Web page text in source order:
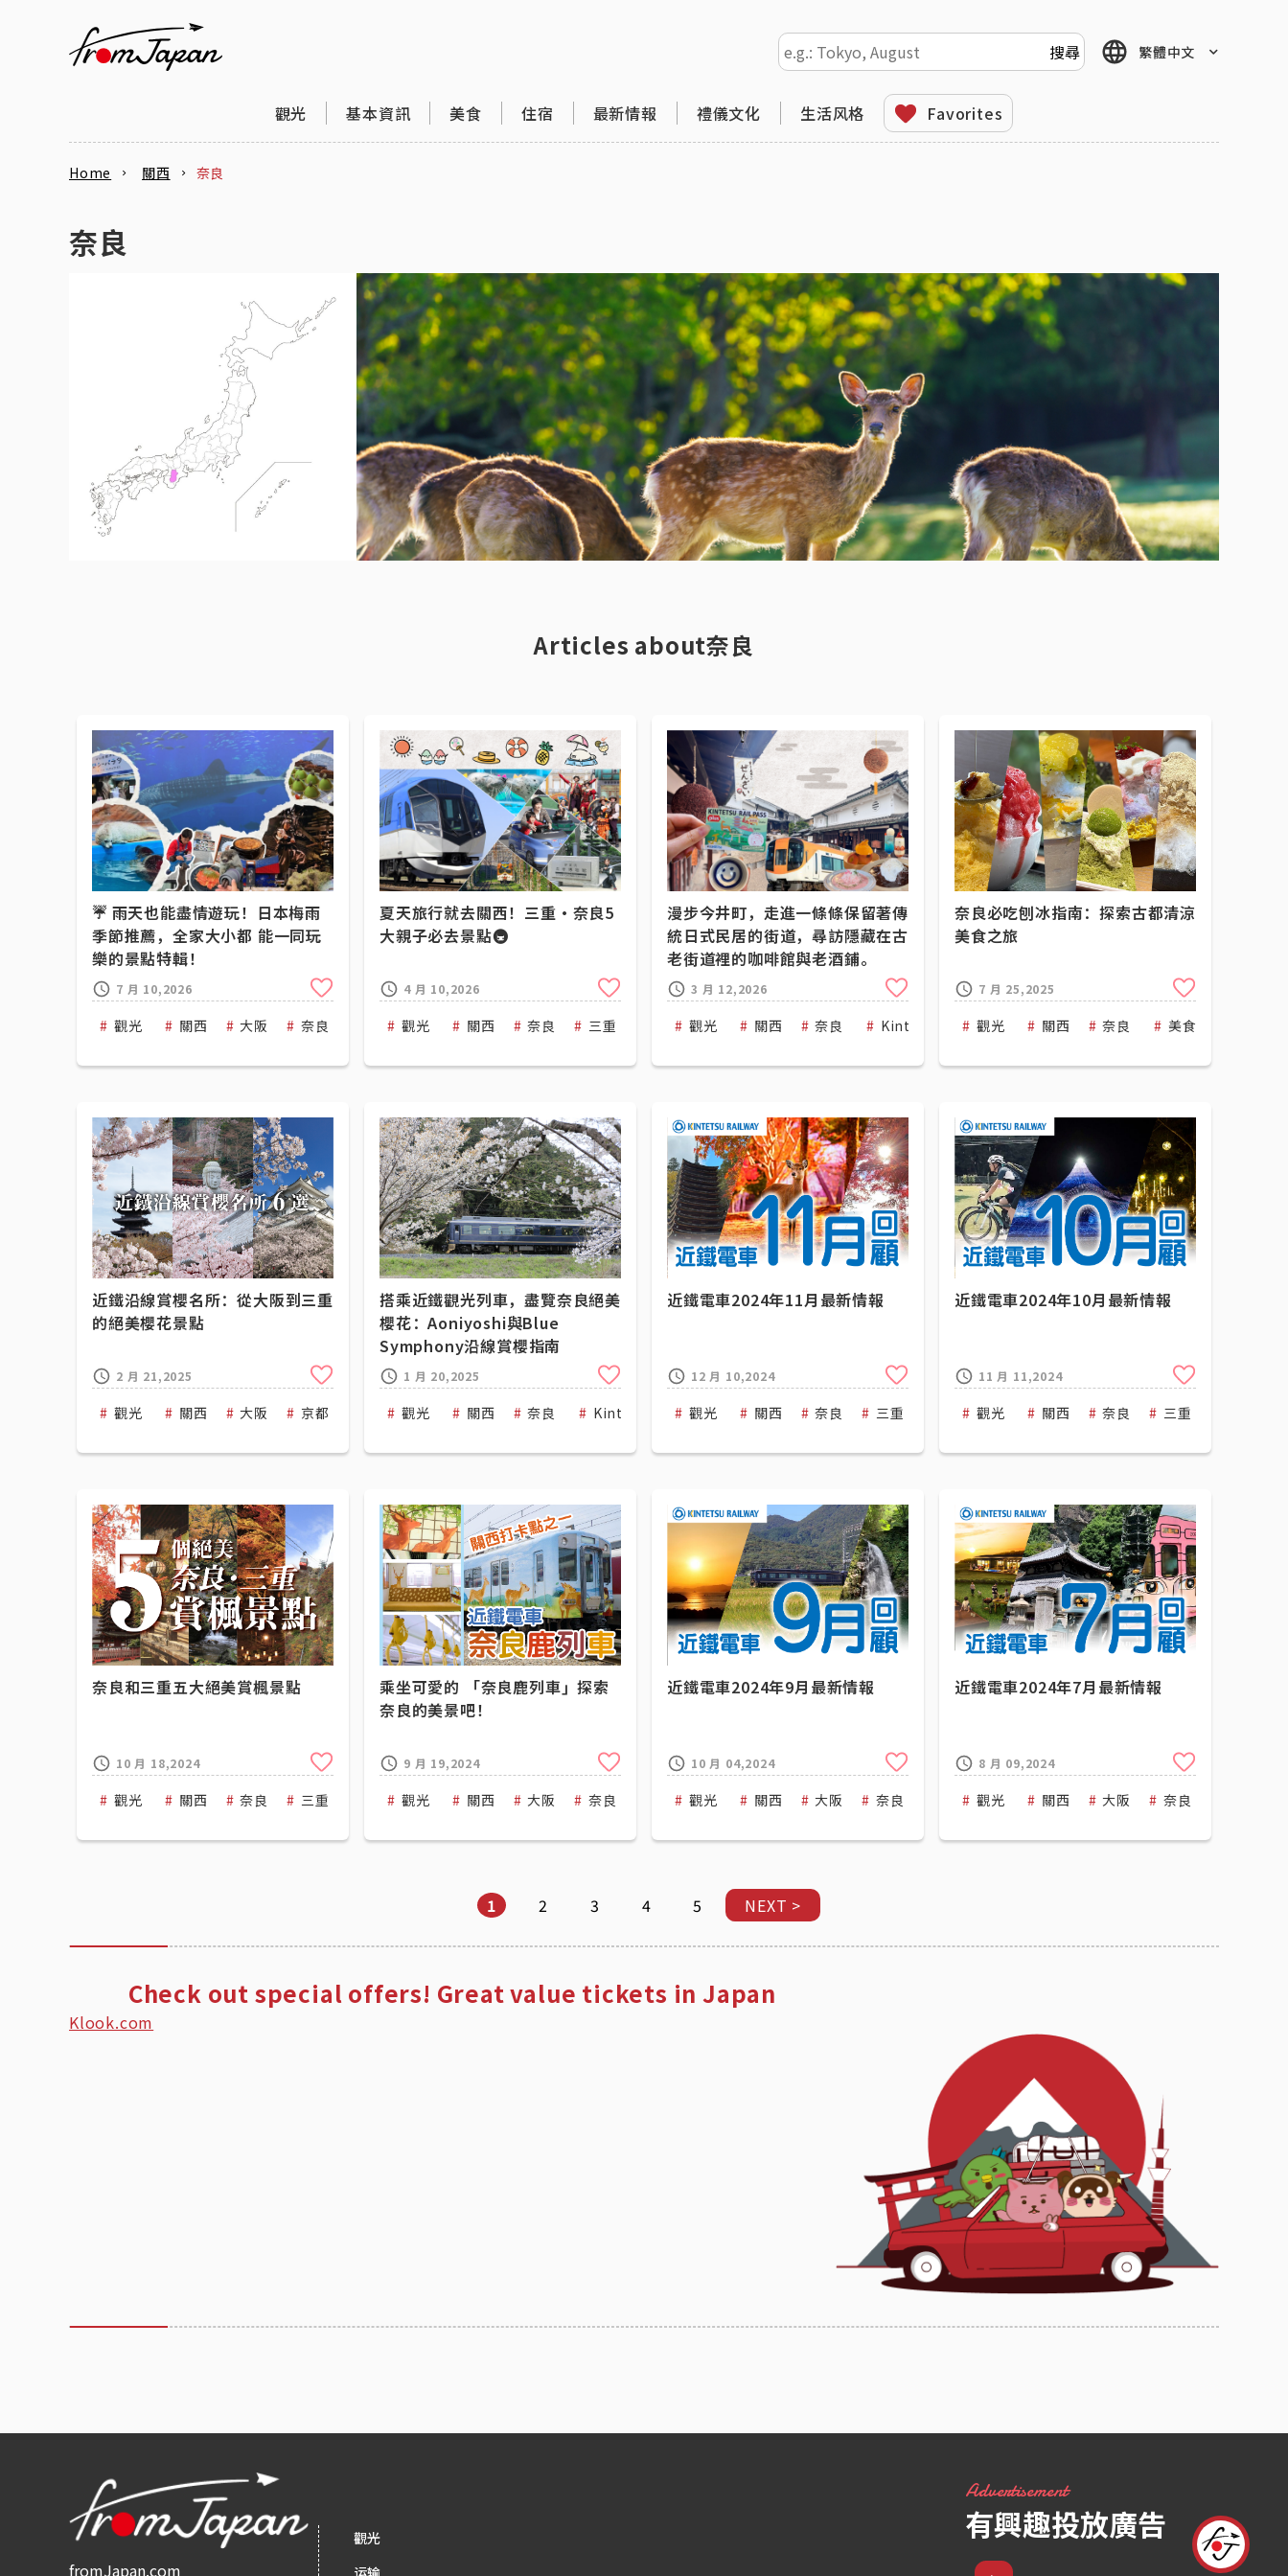
繁體中文
觀光 基本資訊 美食 住宿 最新情報 禮儀文化 生活风格 Favorites
Home 關西 奈良
奈良
Articles about奈良
☔ 雨天也能盡情遊玩！日本梅雨
季節推薦，全家大小都 能一同玩
樂的景點特輯！
7 月 10,2026
觀光 關西 大阪 奈良 三重 Kintetsu Railway
夏天旅行就去關西！三重・奈良5
大親子必去景點🚇
4 月 10,2026
觀光 關西 奈良 三重 Kintetsu Railway
漫步今井町，走進一條條保留著傳
統日式民居的街道，尋訪隱藏在古
老街道裡的咖啡館與老酒鋪。
3 月 12,2026
觀光 關西 奈良 Kintetsu Railway
奈良必吃刨冰指南：探索古都清涼
美食之旅
7 月 25,2025
觀光 關西 奈良 美食-大阪
近鐵沿線賞櫻名所：從大阪到三重
的絕美櫻花景點
2 月 21,2025
觀光 關西 大阪 京都 奈良 三重 Kintetsu Railway
搭乘近鐵觀光列車，盡覽奈良絕美
櫻花：Aoniyoshi與Blue
Symphony沿線賞櫻指南
1 月 20,2025
觀光 關西 奈良 Kintetsu Railway
近鐵電車2024年11月最新情報
12 月 10,2024
觀光 關西 奈良 三重 Kintetsu Railway 近畿日本鐵道
近鐵電車2024年10月最新情報
11 月 11,2024
觀光 關西 奈良 三重
奈良和三重五大絕美賞楓景點
10 月 18,2024
觀光 關西 奈良 三重 Kintetsu Railway
乘坐可愛的 「奈良鹿列車」探索
奈良的美景吧！
9 月 19,2024
觀光 關西 大阪 奈良 Kintetsu Railway
近鐵電車2024年9月最新情報
10 月 04,2024
觀光 關西 大阪 奈良 三重 近畿日本鐵道
近鐵電車2024年7月最新情報
8 月 09,2024
觀光 關西 大阪 奈良
1 2 3 4 5 NEXT >
Check out special offers! Great value tickets in Japan
Klook.com
fromJapan.com
觀光
Advertisement
有興趣投放廣告